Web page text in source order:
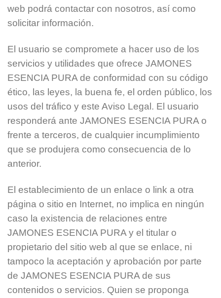
web podrá contactar con nosotros, así como
solicitar información.
El usuario se compromete a hacer uso de los
servicios y utilidades que ofrece JAMONES
ESENCIA PURA de conformidad con su código
ético, las leyes, la buena fe, el orden público, los
usos del tráfico y este Aviso Legal. El usuario
responderá ante JAMONES ESENCIA PURA o
frente a terceros, de cualquier incumplimiento
que se produjera como consecuencia de lo
anterior.
El establecimiento de un enlace o link a otra
página o sitio en Internet, no implica en ningún
caso la existencia de relaciones entre
JAMONES ESENCIA PURA y el titular o
propietario del sitio web al que se enlace, ni
tampoco la aceptación y aprobación por parte
de JAMONES ESENCIA PURA de sus
contenidos o servicios. Quien se proponga